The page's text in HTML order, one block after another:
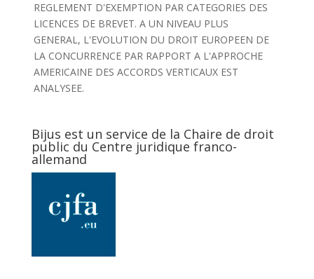
REGLEMENT D'EXEMPTION PAR CATEGORIES DES
LICENCES DE BREVET. A UN NIVEAU PLUS
GENERAL, L'EVOLUTION DU DROIT EUROPEEN DE
LA CONCURRENCE PAR RAPPORT A L'APPROCHE
AMERICAINE DES ACCORDS VERTICAUX EST
ANALYSEE.
Bijus est un service de la Chaire de droit
public du Centre juridique franco-
allemand